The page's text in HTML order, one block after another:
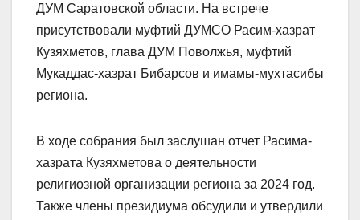
ДУМ Саратовской области. На встрече
присутствовали муфтий ДУМСО Расим-хазрат
Кузяхметов, глава ДУМ Поволжья, муфтий
Мукаддас-хазрат Бибарсов и имамы-мухтасибы
региона.
В ходе собрания был заслушан отчет Расима-
хазрата Кузяхметова о деятельности
религиозной организации региона за 2024 год.
Также члены президиума обсудили и утвердили